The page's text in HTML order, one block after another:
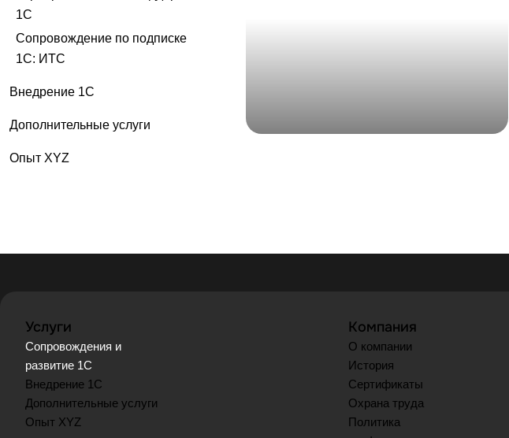
1С
Сопровождение по подписке
1С: ИТС
Внедрение 1С
Дополнительные услуги
Опыт XYZ
Услуги
Сопровождения и
развитие 1С
Внедрение 1С
Дополнительные услуги
Опыт XYZ
Компания
О компании
История
Сертификаты
Охрана труда
Политика